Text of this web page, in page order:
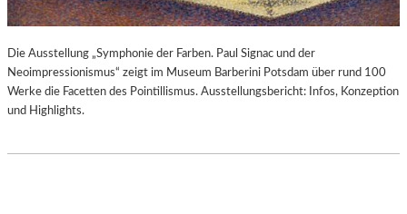
Die Ausstellung „Symphonie der Farben. Paul Signac und der
Neoimpressionismus“ zeigt im Museum Barberini Potsdam über rund 100
Werke die Facetten des Pointillismus. Ausstellungsbericht: Infos, Konzeption
und Highlights.